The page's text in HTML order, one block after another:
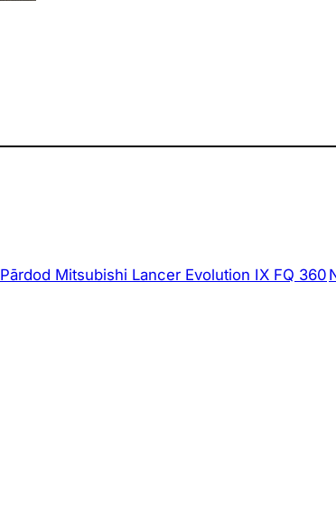
Pārdod Mitsubishi Lancer Evolution IX FQ 360